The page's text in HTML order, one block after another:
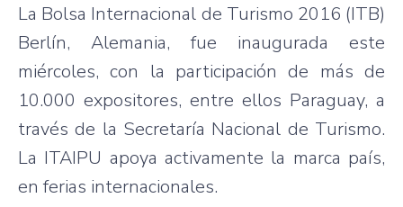
La Bolsa Internacional de Turismo 2016 (ITB)
Berlín, Alemania, fue inaugurada este
miércoles, con la participación de más de
10.000 expositores, entre ellos Paraguay, a
través de la Secretaría Nacional de Turismo.
La ITAIPU apoya activamente la marca país,
en ferias internacionales.